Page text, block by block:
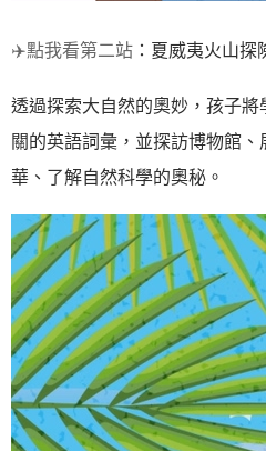
✈️點我看第二站 ：夏威夷火山探
透過探索大自然的奧妙，孩子
關的英語詞彙，並探訪博物館
華、了解自然科學的奧秘。